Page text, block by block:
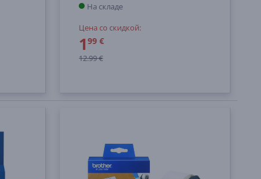
На складе
Цена со скидкой:
199 €
12.99 €